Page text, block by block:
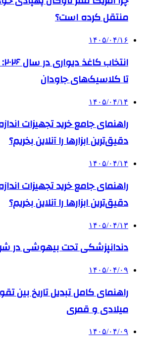
منتقل کرده است؟
۱۴۰۵/۰۴/۱۶
تا کلاسیک‌های جاودان
۱۴۰۵/۰۴/۱۴
راهنمای جامع خرید تجهیزات
دقیق‌ترین ابزارها را آنلاین بخریم؟
۱۴۰۵/۰۴/۱۴
راهنمای جامع خرید تجهیزات
دقیق‌ترین ابزارها را آنلاین بخریم؟
۱۴۰۵/۰۴/۱۳
دندانپزشکی تحت بیهوشی در
۱۴۰۵/۰۴/۰۹
راهنمای کامل تبدیل تاریخ بین
میلادی و قمری
۱۴۰۵/۰۴/۰۹